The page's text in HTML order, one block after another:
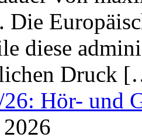
Die
diese
Druck
Hör- und